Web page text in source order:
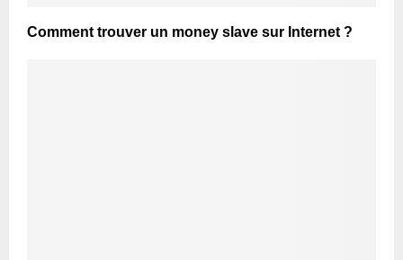
Comment trouver un money slave sur Internet ?